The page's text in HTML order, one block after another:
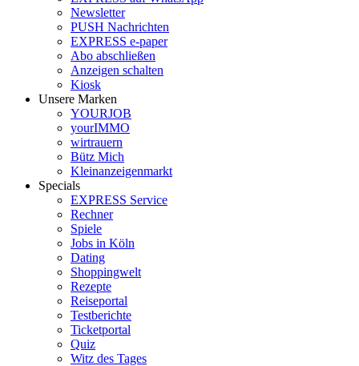
Newsletter
PUSH Nachrichten
EXPRESS e-paper
Abo abschließen
Anzeigen schalten
Kiosk
Unsere Marken
YOURJOB
yourIMMO
wirtrauern
Bütz Mich
Kleinanzeigenmarkt
Specials
EXPRESS Service
Rechner
Spiele
Jobs in Köln
Dating
Shoppingwelt
Rezepte
Reiseportal
Testberichte
Ticketportal
Quiz
Witz des Tages